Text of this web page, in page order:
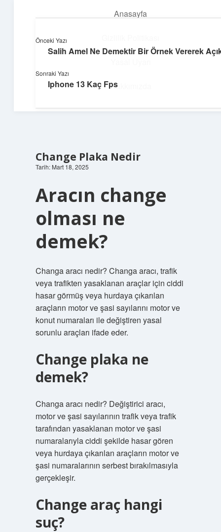
Anasayfa
Hakkımızda
Yaratıcı fikirlerle projelerini canlandır!
Change Plaka Nedir
Tarih: Mart 18, 2025
Aracın change
olması ne
demek?
Changa aracı nedir? Changa aracı, trafik
veya trafikten yasaklanan araçlar için ciddi
hasar görmüş veya hurdaya çıkarılan
araçların motor ve şasi sayılarını motor ve
konut numaraları ile değiştiren yasal
sorunlu araçları ifade eder.
Change plaka ne
demek?
Changa aracı nedir? Değiştirici aracı,
motor ve şasi sayılarının trafik veya trafik
tarafından yasaklanan motor ve şasi
numaralarıyla ciddi şekilde hasar gören
veya hurdaya çıkarılan araçların motor ve
şasi numaralarının serbest bırakılmasıyla
gerçekleşir.
Change araç hangi
suç?
Önceki Yazı
Salih Amel Ne Demektir Bir Örnek Vererek
Sonraki Yazı
Iphone 13 Kaç Fps